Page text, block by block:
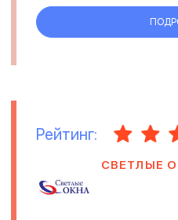
Рейтинг:
СВЕТЛЫЕ